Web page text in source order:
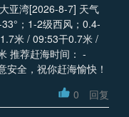
大亚湾[2026-8-7] 天气
；1-2级西风；0.4-
米 / 09:53干0.7米 /
推荐赶海时间： -
全，祝你赶海愉快！
0 回复